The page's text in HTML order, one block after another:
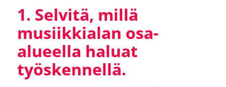
1. Selvitä, millä
musiikkialan osa-
alueella haluat
työskennellä.